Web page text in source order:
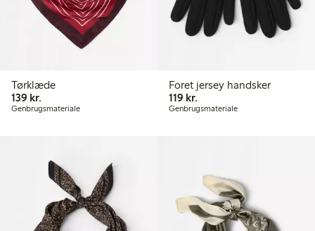
Tørklæde
139 kr.
Genbrugsmateriale
Foret jersey handsker
119 kr.119,00 kr.
Genbrugsmateriale